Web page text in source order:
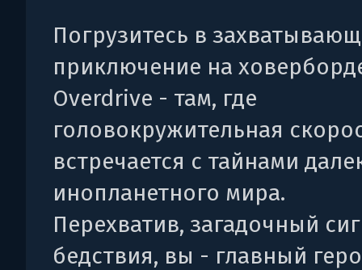
Погрузитесь в
приключение на
Overdrive - там, где
головокружительная
встречается с тайнами
инопланетного мира.
Перехватив, загадочный
бедствия, вы - главный